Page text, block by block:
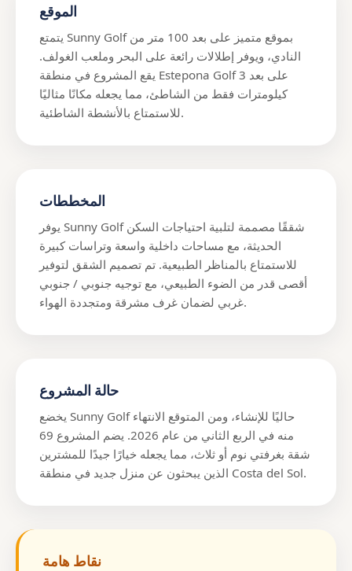
الموقع
يتمتع Sunny Golf بموقع متميز على بعد 100 متر من
النادي، ويوفر إطلالات رائعة على البحر وملعب الغولف.
يقع المشروع في منطقة Estepona Golf على بعد 3
كيلومترات فقط من الشاطئ، مما يجعله مكانًا مثاليًا
للاستمتاع بالأنشطة الشاطئية.
المخططات
يوفر Sunny Golf شققًا مصممة لتلبية احتياجات السكن
الحديثة، مع مساحات داخلية واسعة وتراسات كبيرة
للاستمتاع بالمناظر الطبيعية. تم تصميم الشقق لتوفير
أقصى قدر من الضوء الطبيعي، مع توجيه جنوبي / جنوبي
غربي لضمان غرف مشرقة ومتجددة الهواء.
حالة المشروع
يخضع Sunny Golf حاليًا للإنشاء، ومن المتوقع الانتهاء
منه في الربع الثاني من عام 2026. يضم المشروع 69
شقة بغرفتي نوم أو ثلاث، مما يجعله خيارًا جيدًا للمشترين
الذين يبحثون عن منزل جديد في منطقة Costa del Sol.
نقاط هامة